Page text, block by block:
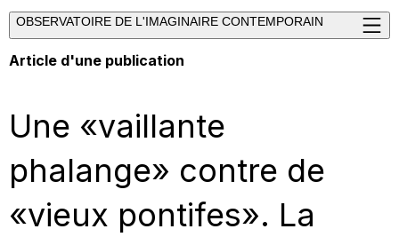
OBSERVATOIRE DE L'IMAGINAIRE CONTEMPORAIN
Article d'une publication
Une «vaillante
phalange» contre de
«vieux pontifes». La